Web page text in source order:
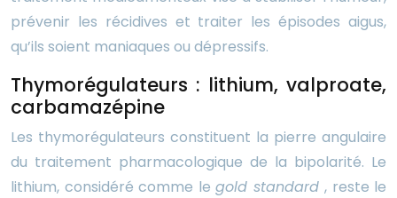
prévenir les récidives et traiter les épisodes aigus,
qu’ils soient maniaques ou dépressifs.
Thymorégulateurs : lithium, valproate,
carbamazépine
Les thymorégulateurs constituent la pierre angulaire
du traitement pharmacologique de la bipolarité. Le
lithium, considéré comme le gold standard , reste le